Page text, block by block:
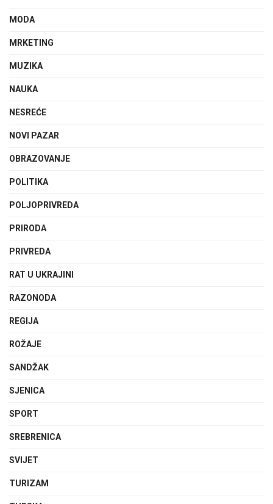
MODA
MRKETING
MUZIKA
NAUKA
NESREĆE
NOVI PAZAR
OBRAZOVANJE
POLITIKA
POLJOPRIVREDA
PRIRODA
PRIVREDA
RAT U UKRAJINI
RAZONODA
REGIJA
ROŽAJE
SANDŽAK
SJENICA
SPORT
SREBRENICA
SVIJET
TURIZAM